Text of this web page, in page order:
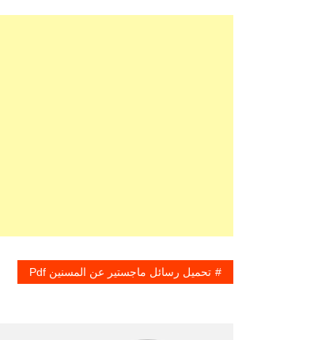
تحميل رسائل ماجستير عن المسنين Pdf